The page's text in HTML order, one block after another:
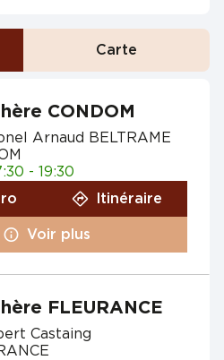
Carte
CONDOM
Arnaud BELTRAME
- 19:30
Itinéraire
Voir plus
FLEURANCE
Castaing